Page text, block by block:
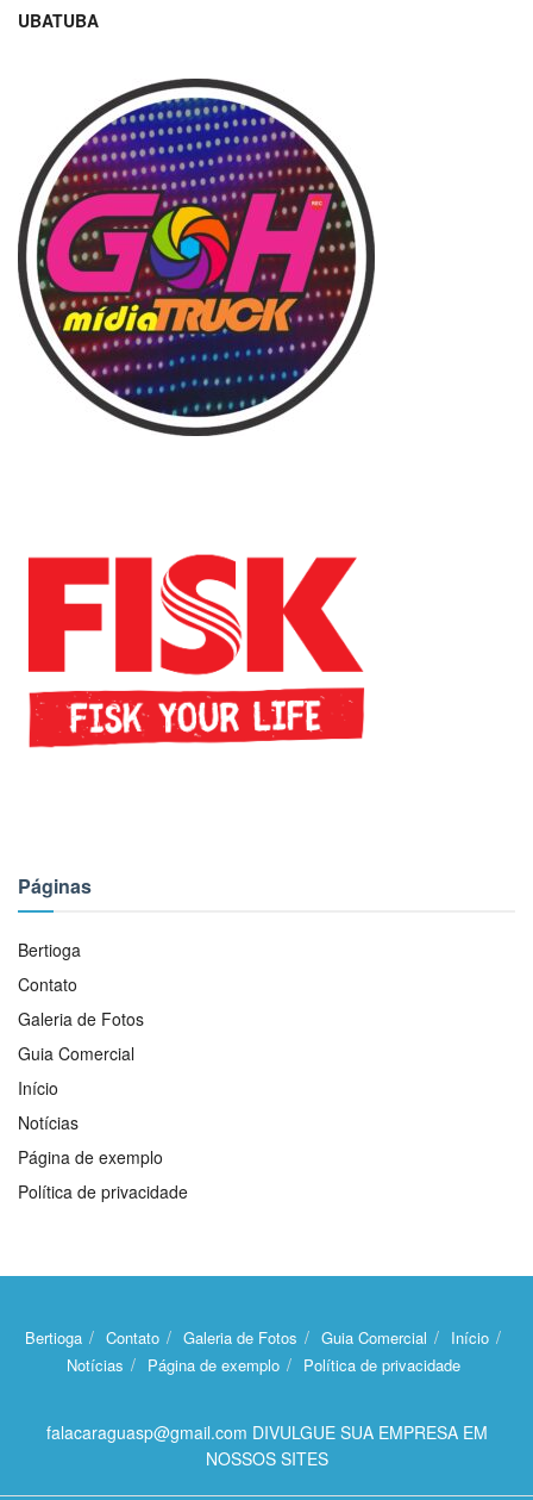
UBATUBA
Páginas
Bertioga
Contato
Galeria de Fotos
Guia Comercial
Início
Notícias
Página de exemplo
Política de privacidade
Bertioga Contato Galeria de Fotos Guia Comercial
Início
Notícias
Página de exemplo Política de privacidade
falacaraguasp@gmail.com DIVULGUE SUA EMPRESA EM
NOSSOS SITES